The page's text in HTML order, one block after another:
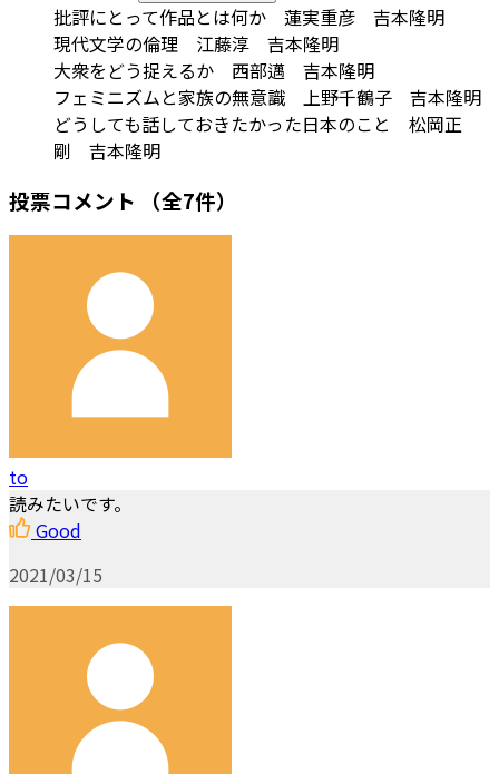
批評にとって作品とは何か 蓮実重彦 吉本隆明
現代文学の倫理 江藤淳 吉本隆明
大衆をどう捉えるか 西部邁 吉本隆明
フェミニズムと家族の無意識 上野千鶴子 吉本隆明
どうしても話しておきたかった日本のこと 松岡正
剛 吉本隆明
投票コメント （全7件）
to
読みたいです。
Good
2021/03/15